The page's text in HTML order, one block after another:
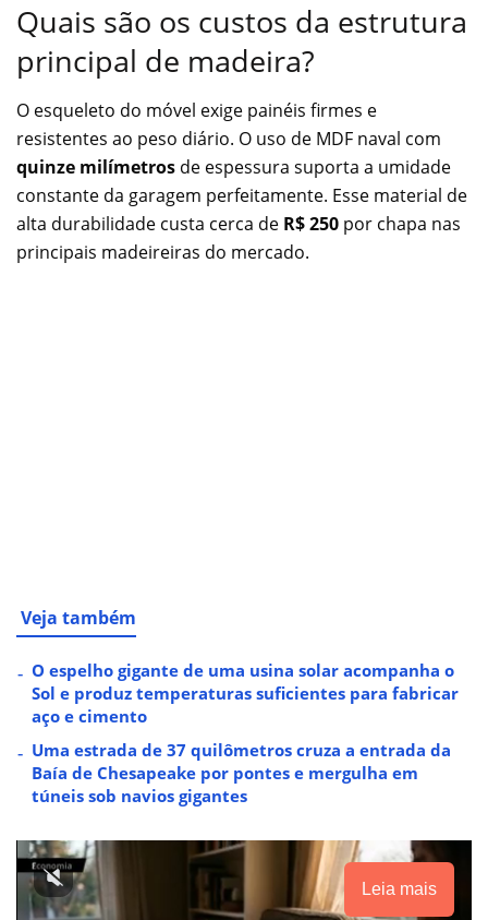
Quais são os custos da estrutura
principal de madeira?
O esqueleto do móvel exige painéis firmes e
resistentes ao peso diário. O uso de MDF naval com
quinze milímetros de espessura suporta a umidade
constante da garagem perfeitamente. Esse material de
alta durabilidade custa cerca de R$ 250 por chapa nas
principais madeireiras do mercado.
Veja também
O espelho gigante de uma usina solar acompanha o
Sol e produz temperaturas suficientes para fabricar
aço e cimento
Uma estrada de 37 quilômetros cruza a entrada da
Baía de Chesapeake por pontes e mergulha em
túneis sob navios gigantes
Leia mais